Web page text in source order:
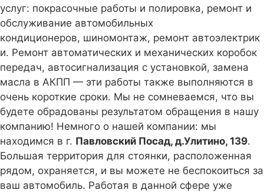
услуг: покрасочные работы и полировка, ремонт и
обслуживание автомобильных
кондиционеров, шиномонтаж, ремонт автоэлектрик
и. Ремонт автоматических и механических коробок
передач, автосигнализация с установкой, замена
масла в АКПП — эти работы также выполняются в
очень короткие сроки. Мы не сомневаемся, что вы
будете обрадованы результатом обращения в нашу
компанию! Немного о нашей компании: мы
находимся в г. Павловский Посад, д.Улитино, 139.
Большая территория для стоянки, расположенная
рядом, охраняется, и вы можете не беспокоиться за
ваш автомобиль. Работая в данной сфере уже